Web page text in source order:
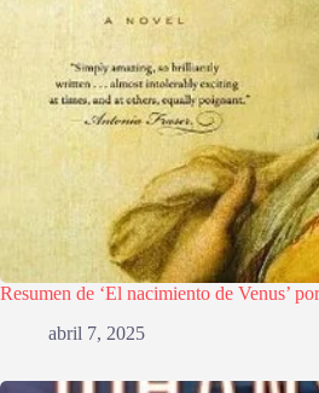
Resumen de ‘El nacimiento de Venus’
abril 7, 2025